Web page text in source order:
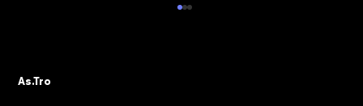
Determinazione Direttoriale di ADM, con la
As.Tro